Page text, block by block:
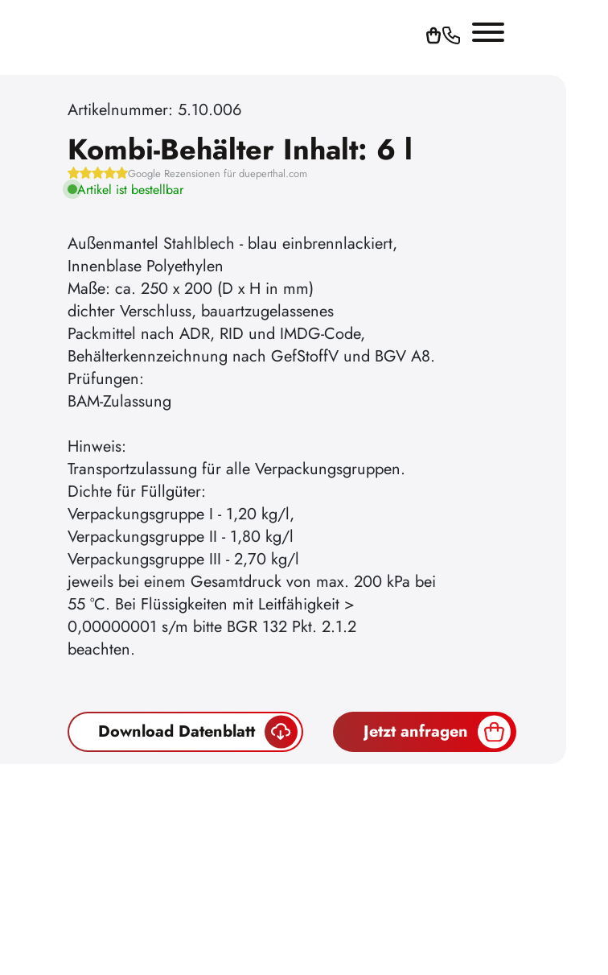
Artikelnummer: 5.10.006
Kombi-Behälter Inhalt: 6 l
Google Rezensionen für dueperthal.com
Artikel ist bestellbar
Außenmantel Stahlblech - blau einbrennlackiert,
Innenblase Polyethylen
Maße: ca. 250 x 200 (D x H in mm)
dichter Verschluss, bauartzugelassenes
Packmittel nach ADR, RID und IMDG-Code,
Behälterkennzeichnung nach GefStoffV und BGV A8.
Prüfungen:
BAM-Zulassung
Hinweis:
Transportzulassung für alle Verpackungsgruppen.
Dichte für Füllgüter:
Verpackungsgruppe I - 1,20 kg/l,
Verpackungsgruppe II - 1,80 kg/l
Verpackungsgruppe III - 2,70 kg/l
jeweils bei einem Gesamtdruck von max. 200 kPa bei
55 °C. Bei Flüssigkeiten mit Leitfähigkeit >
0,00000001 s/m bitte BGR 132 Pkt. 2.1.2
beachten.
Download Datenblatt Jetzt anfragen